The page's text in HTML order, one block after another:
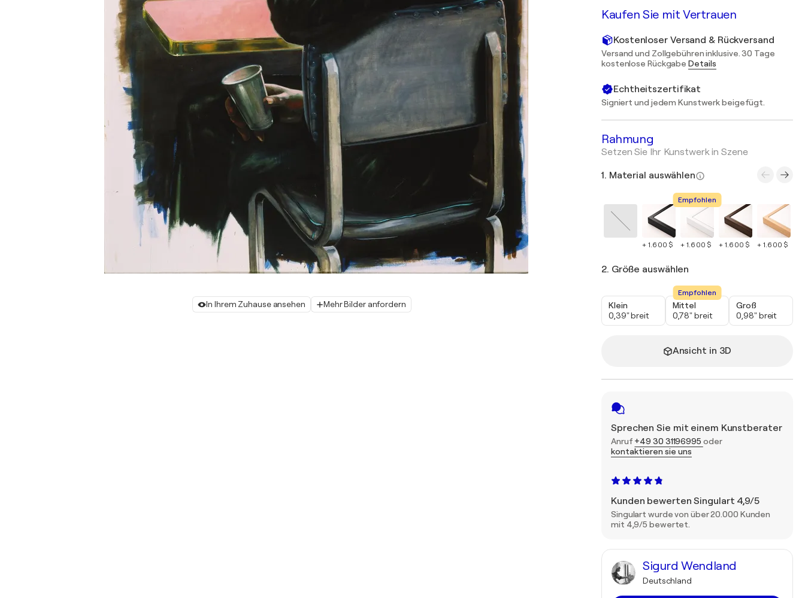
In Ihrem Zuhause ansehen Mehr Bilder anfordern
Kaufen Sie mit Vertrauen
Kostenloser Versand & Rückversand
Versand und Zollgebühren inklusive. 30 Tage
kostenlose Rückgabe Details
Echtheitszertifikat
Signiert und jedem Kunstwerk beigefügt.
Rahmung
Setzen Sie Ihr Kunstwerk in Szene
1. Material auswählen
+ 1.600 $
Empfohlen
+ 1.600 $ + 1.600 $ + 1.600 $
2. Größe auswählen
Klein
0,39" breit
Empfohlen
Mittel
0,78" breit
Groß
0,98" breit
Ansicht in 3D
Sprechen Sie mit einem Kunstberater
Anruf +49 30 31196995 oder
kontaktieren sie uns
Kunden bewerten Singulart 4,9/5
Singulart wurde von über 20.000 Kunden
mit 4,9/5 bewertet.
Sigurd Wendland
Deutschland